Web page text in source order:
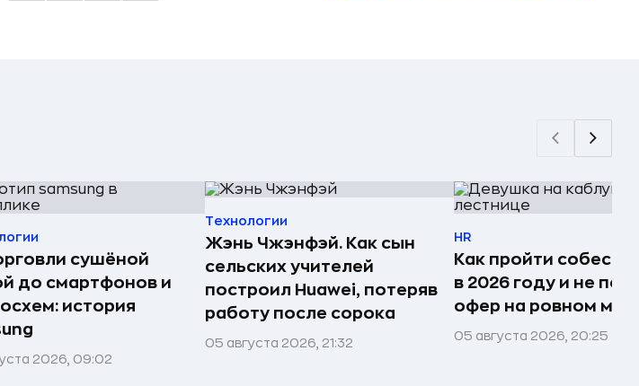
сушёной
до смартфонов и
история
2026, 09:02
Технологии
Жэнь Чжэнфэй. Как сын
сельских учителей
построил Huawei, потеряв
работу после сорока
05 августа 2026, 21:32
HR
Как пройти
в 2026 году и не
офер на ровном
05 августа 2026, 20:25